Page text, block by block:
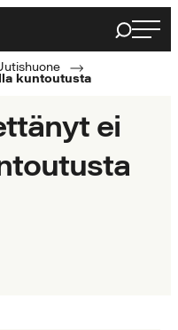
Haku
kuntoutusta
ei